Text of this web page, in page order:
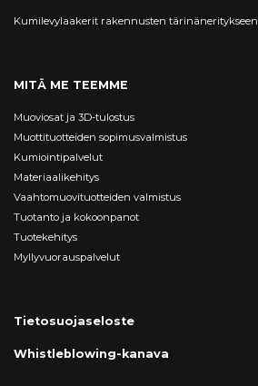
Kumilevylaakerit rakennusten tärinäneritykseen
MITÄ ME TEEMME
Muoviosat ja 3D-tulostus
Muottituotteiden sopimusvalmistus
Kumiointipalvelut
Materiaalikehitys
Vaahtomuovituotteiden valmistus
Tuotanto ja kokoonpanot
Tuotekehitys
Myllyvuorauspalvelut
Tietosuojaseloste
Whistleblowing-kanava